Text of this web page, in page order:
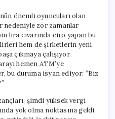
Etti:
Gelirleri
Düşüyor
için
önemli oyuncuları olan
nedeniyle zor zamanlar
lira civarında ciro yapan bu
hem de şirketlerin yeni
çıkmaya çalışıyor.
hemen ATM’ye
bu duruma isyan ediyor: “Biz
şimdi yüksek vergi
yok olma noktasına geldi.